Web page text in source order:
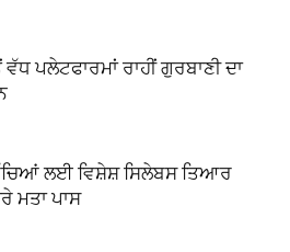
ਪਲੇਟਫਾਰਮਾਂ ਰਾਹੀਂ ਗੁਰਬਾਣੀ ਦਾ
ਲਈ ਵਿਸ਼ੇਸ਼ ਸਿਲੇਬਸ ਤਿਆਰ
ਮਤਾ ਪਾਸ